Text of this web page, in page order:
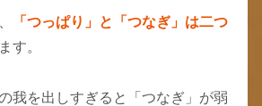
「つっぱり」と「つなぎ」は二つ
す。
我を出しすぎると「つなぎ」が弱